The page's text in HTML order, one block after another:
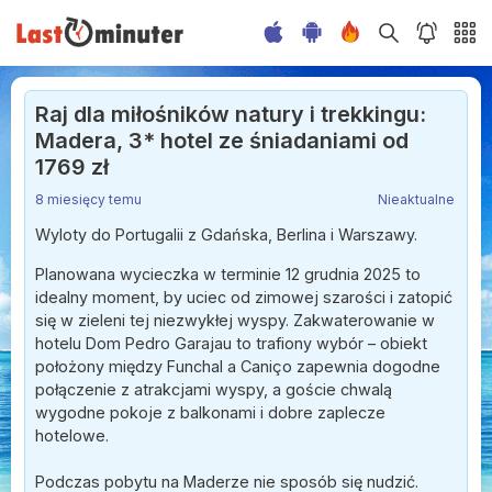
Raj dla miłośników natury i trekkingu:
Madera, 3* hotel ze śniadaniami od
1769 zł
8 miesięcy temu Nieaktualne
Wyloty do Portugalii z Gdańska, Berlina i Warszawy.
Planowana wycieczka w terminie 12 grudnia 2025 to
idealny moment, by uciec od zimowej szarości i zatopić
się w zieleni tej niezwykłej wyspy. Zakwaterowanie w
hotelu Dom Pedro Garajau to trafiony wybór – obiekt
położony między Funchal a Caniço zapewnia dogodne
połączenie z atrakcjami wyspy, a goście chwalą
wygodne pokoje z balkonami i dobre zaplecze
hotelowe.
Podczas pobytu na Maderze nie sposób się nudzić.